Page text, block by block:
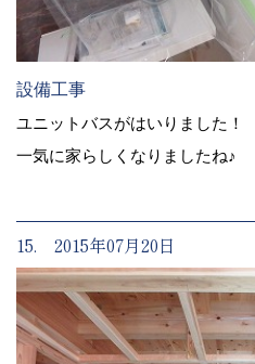
設備工事
ユニットバスがはいりました！
一気に家らしくなりましたね♪
15. 2015年07月20日